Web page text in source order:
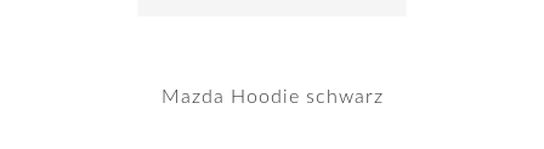
Mazda Hoodie schwarz